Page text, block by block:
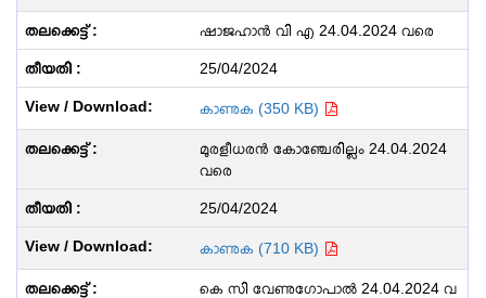
ഷാജഹാൻ വി എ 24.04.2024 വരെ
25/04/2024
കാണുക (350 KB)
മുരളീധരൻ കോഞ്ചേരില്ലം 24.04.2024
വരെ
25/04/2024
കാണുക (710 KB)
കെ സി വേണുഗോപാൽ 24.04.2024 വ